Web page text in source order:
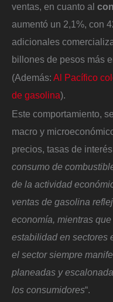
ventas, en cuanto al
aumentó un 2,1%, con
adicionales
billones de pesos más
(Además: Al Pacífico
de gasolina).
Este comportamiento,
macro y
precios, tasas de
consumo de
de la actividad
ventas de gasolina
economía, mientras
estabilidad en sectores
el sector siempre
planeadas y
los consumidores“.